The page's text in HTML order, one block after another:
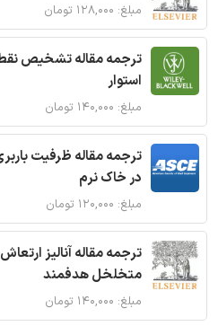
مبلغ: ۱۲۸,۰۰۰ تومان
ترجمه مقاله تشخیص
استوار
مبلغ: ۱۴۰,۰۰۰ تومان
ترجمه مقاله ظرفیت
در خاک نرم
مبلغ: ۱۲۰,۰۰۰ تومان
ترجمه مقاله آنالیز
متخلخل هدفمند
مبلغ: ۱۴۰,۰۰۰ تومان